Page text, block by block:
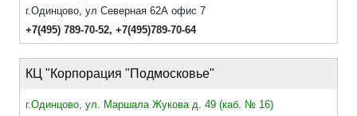
г.Одинцово, ул Северная 62А офис 7
+7(495) 789-70-52, +7(495)789-70-64
КЦ "Корпорация "Подмосковье"
г.Одинцово, ул. Маршала Жукова д. 49 (каб. № 16)